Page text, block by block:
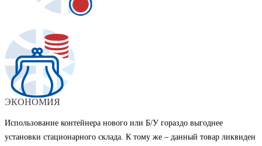
ЭКОНОМИЯ
Использование контейнера нового или Б/У гораздо выгоднее
установки стационарного склада. К тому же – данный товар ликвиден